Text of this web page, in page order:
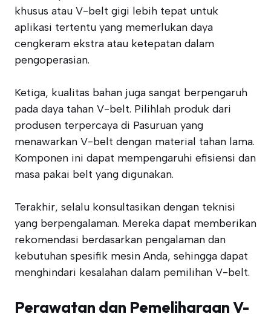
khusus atau V-belt gigi lebih tepat untuk
aplikasi tertentu yang memerlukan daya
cengkeram ekstra atau ketepatan dalam
pengoperasian.
Ketiga, kualitas bahan juga sangat berpengaruh
pada daya tahan V-belt. Pilihlah produk dari
produsen terpercaya di Pasuruan yang
menawarkan V-belt dengan material tahan lama.
Komponen ini dapat mempengaruhi efisiensi dan
masa pakai belt yang digunakan.
Terakhir, selalu konsultasikan dengan teknisi
yang berpengalaman. Mereka dapat memberikan
rekomendasi berdasarkan pengalaman dan
kebutuhan spesifik mesin Anda, sehingga dapat
menghindari kesalahan dalam pemilihan V-belt.
Perawatan dan Pemeliharaan V-